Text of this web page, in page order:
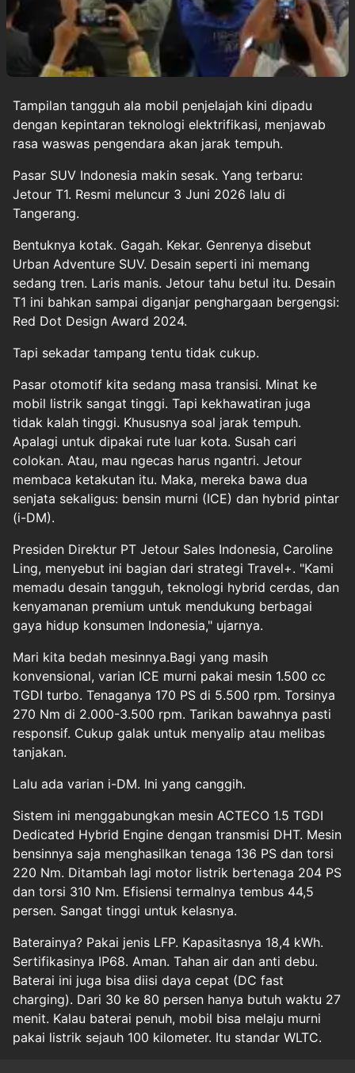
Tampilan tangguh ala mobil penjelajah kini dipadu
dengan kepintaran teknologi elektrifikasi, menjawab
rasa waswas pengendara akan jarak tempuh.
Pasar SUV Indonesia makin sesak. Yang terbaru:
Jetour T1. Resmi meluncur 3 Juni 2026 lalu di
Tangerang.
Bentuknya kotak. Gagah. Kekar. Genrenya disebut
Urban Adventure SUV. Desain seperti ini memang
sedang tren. Laris manis. Jetour tahu betul itu. Desain
T1 ini bahkan sampai diganjar penghargaan bergengsi:
Red Dot Design Award 2024.
Tapi sekadar tampang tentu tidak cukup.
Pasar otomotif kita sedang masa transisi. Minat ke
mobil listrik sangat tinggi. Tapi kekhawatiran juga
tidak kalah tinggi. Khususnya soal jarak tempuh.
Apalagi untuk dipakai rute luar kota. Susah cari
colokan. Atau, mau ngecas harus ngantri. Jetour
membaca ketakutan itu. Maka, mereka bawa dua
senjata sekaligus: bensin murni (ICE) dan hybrid pintar
(i-DM).
Presiden Direktur PT Jetour Sales Indonesia, Caroline
Ling, menyebut ini bagian dari strategi Travel+. "Kami
memadu desain tangguh, teknologi hybrid cerdas, dan
kenyamanan premium untuk mendukung berbagai
gaya hidup konsumen Indonesia," ujarnya.
Mari kita bedah mesinnya.Bagi yang masih
konvensional, varian ICE murni pakai mesin 1.500 cc
TGDI turbo. Tenaganya 170 PS di 5.500 rpm. Torsinya
270 Nm di 2.000-3.500 rpm. Tarikan bawahnya pasti
responsif. Cukup galak untuk menyalip atau melibas
tanjakan.
Lalu ada varian i-DM. Ini yang canggih.
Sistem ini menggabungkan mesin ACTECO 1.5 TGDI
Dedicated Hybrid Engine dengan transmisi DHT. Mesin
bensinnya saja menghasilkan tenaga 136 PS dan torsi
220 Nm. Ditambah lagi motor listrik bertenaga 204 PS
dan torsi 310 Nm. Efisiensi termalnya tembus 44,5
persen. Sangat tinggi untuk kelasnya.
Baterainya? Pakai jenis LFP. Kapasitasnya 18,4 kWh.
Sertifikasinya IP68. Aman. Tahan air dan anti debu.
Baterai ini juga bisa diisi daya cepat (DC fast
charging). Dari 30 ke 80 persen hanya butuh waktu 27
menit. Kalau baterai penuh, mobil bisa melaju murni
pakai listrik sejauh 100 kilometer. Itu standar WLTC.